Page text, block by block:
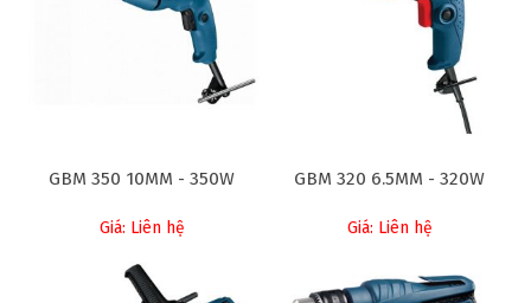
GBM 350 10MM - 350W
Giá: Liên hệ
GBM 320 6.5MM - 320W
Giá: Liên hệ